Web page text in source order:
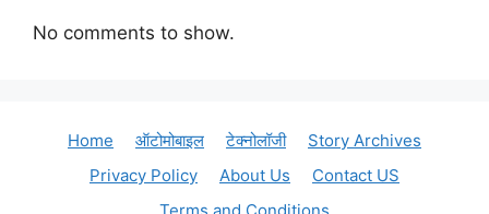
No comments to show.
Home ऑटोमोबाइल टेक्नोलॉजी
Story Archives
Privacy Policy
About Us
Contact US